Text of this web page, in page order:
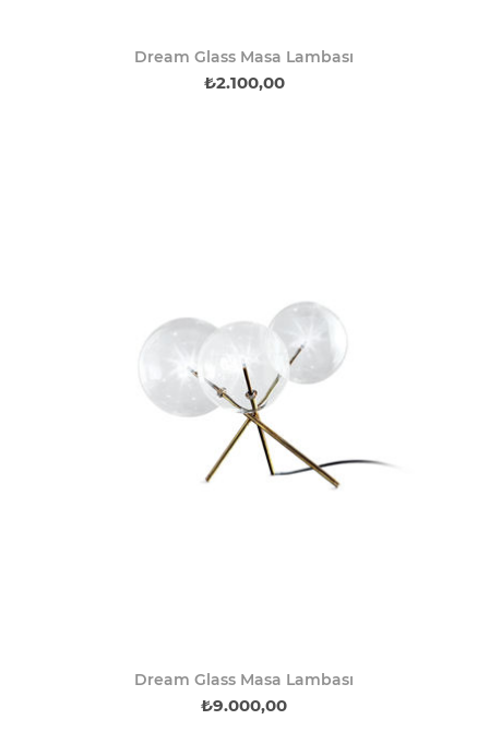
Dream Glass Masa Lambası
₺2.100,00
Dream Glass Masa Lambası
₺9.000,00